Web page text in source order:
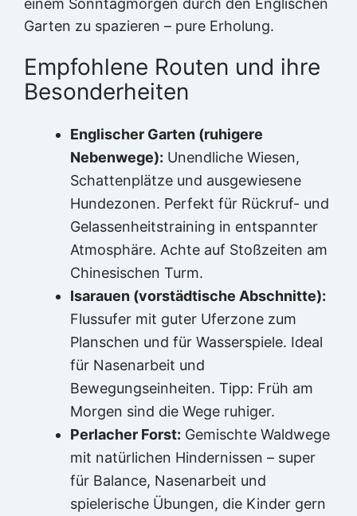
einem Sonntagmorgen durch den Englischen
Garten zu spazieren – pure Erholung.
Empfohlene Routen und ihre
Besonderheiten
Englischer Garten (ruhigere
Nebenwege): Unendliche Wiesen,
Schattenplätze und ausgewiesene
Hundezonen. Perfekt für Rückruf- und
Gelassenheitstraining in entspannter
Atmosphäre. Achte auf Stoßzeiten am
Chinesischen Turm.
Isarauen (vorstädtische Abschnitte):
Flussufer mit guter Uferzone zum
Planschen und für Wasserspiele. Ideal
für Nasenarbeit und
Bewegungseinheiten. Tipp: Früh am
Morgen sind die Wege ruhiger.
Perlacher Forst: Gemischte Waldwege
mit natürlichen Hindernissen – super
für Balance, Nasenarbeit und
spielerische Übungen, die Kinder gern